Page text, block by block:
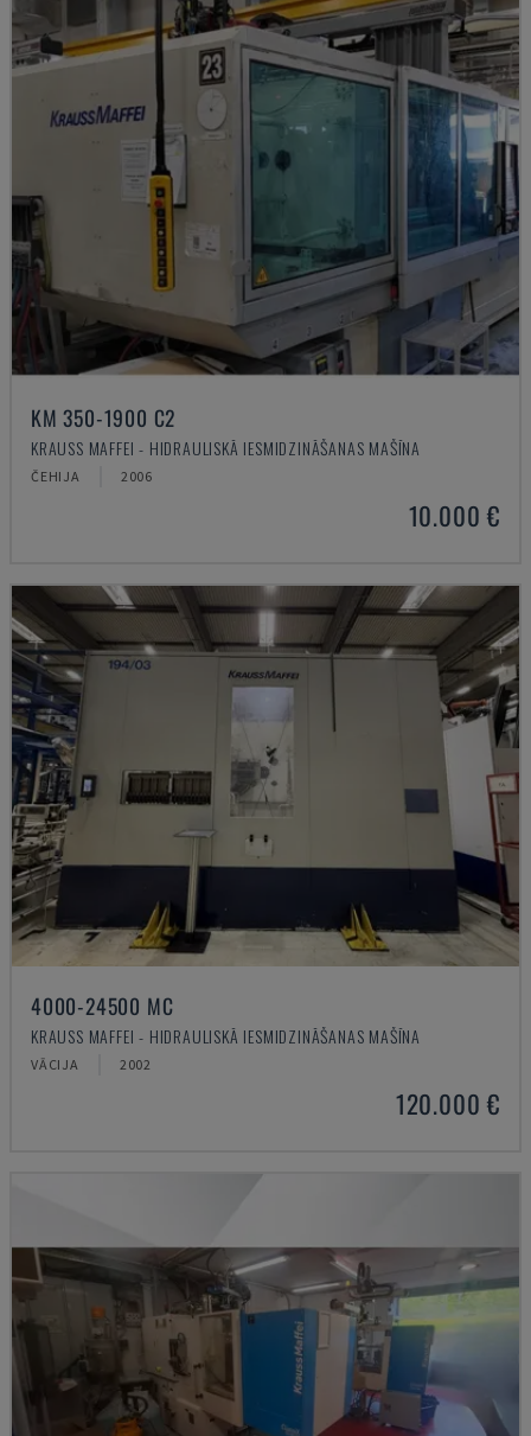
KM 350-1900 C2
KRAUSS MAFFEI - HIDRAULISKĀ IESMIDZINĀŠANAS MAŠĪNA
ČEHIJA 2006
10.000 €
4000-24500 MC
KRAUSS MAFFEI - HIDRAULISKĀ IESMIDZINĀŠANAS MAŠĪNA
VĀCIJA 2002
120.000 €